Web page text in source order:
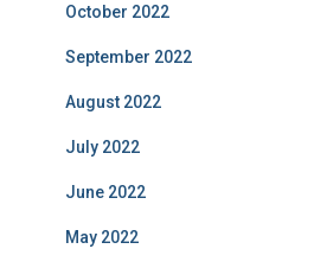
October 2022
September 2022
August 2022
July 2022
June 2022
May 2022